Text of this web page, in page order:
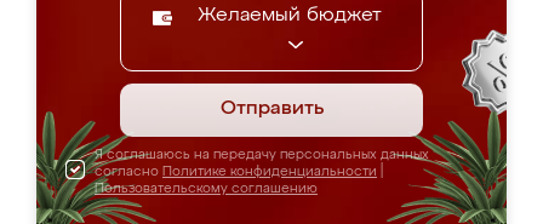
Желаемый бюджет
Отправить
Я соглашаюсь на передачу персональных данных
согласно Политике конфиденциальности
Пользовательскому соглашению